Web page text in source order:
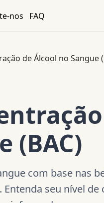
nos FAQ
de Álcool no Sangue
(BAC)
com base nas
seu nível